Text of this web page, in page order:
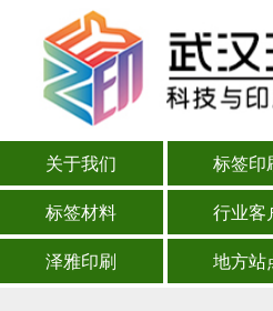
关于我们 标签印
标签材料
行业客
泽雅印刷
地方站